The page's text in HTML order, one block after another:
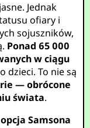
Jednak
ofiary i
sojuszników,
Ponad 65 000
w ciągu
dzieci. To nie są
— obrócone
świata.
opcja Samsona